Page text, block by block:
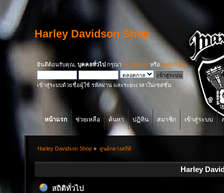
Harley Davidson Shop
ยินดีต้อนรับคุณ, บุคคลทั่วไป กรุณา เข้าสู่ระบบ หรือ ลงทะเบียน
เข้าสู่ระบบด้วยชื่อผู้ใช้ รหัสผ่าน และระยะเวลาในเซสชั่น
หน้าแรก ช่วยเหลือ ค้นหา ปฏิทิน สมาชิก เข้าสู่ระบบ
Harley Davidson Shop » ศูนย์กลางสถิติ
Harley
สถิติทั่วไป